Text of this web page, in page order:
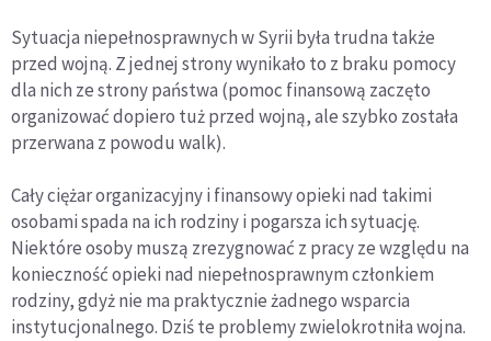
Sytuacja niepełnosprawnych w Syrii była trudna także
przed wojną. Z jednej strony wynikało to z braku pomocy
dla nich ze strony państwa (pomoc finansową zaczęto
organizować dopiero tuż przed wojną, ale szybko została
przerwana z powodu walk).
Cały ciężar organizacyjny i finansowy opieki nad takimi
osobami spada na ich rodziny i pogarsza ich sytuację.
Niektóre osoby muszą zrezygnować z pracy ze względu na
konieczność opieki nad niepełnosprawnym członkiem
rodziny, gdyż nie ma praktycznie żadnego wsparcia
instytucjonalnego. Dziś te problemy zwielokrotniła wojna.